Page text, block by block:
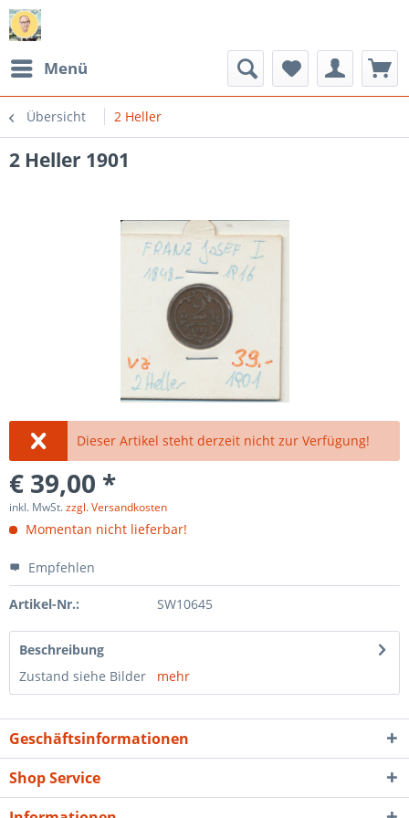
Menü
Übersicht 2 Heller
2 Heller 1901
Dieser Artikel steht derzeit nicht zur Verfügung!
€ 39,00 *
inkl. MwSt.zzgl. Versandkosten
Momentan nicht lieferbar!
Empfehlen
Artikel-Nr.: SW10645
Beschreibung
Zustand siehe Bilder mehr
Geschäftsinformationen
Shop Service